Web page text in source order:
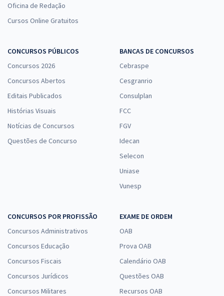
Oficina de Redação
Cursos Online Gratuitos
CONCURSOS PÚBLICOS
Concursos 2026
Concursos Abertos
Editais Publicados
Histórias Visuais
Notícias de Concursos
Questões de Concurso
BANCAS DE CONCURSOS
Cebraspe
Cesgranrio
Consulplan
FCC
FGV
Idecan
Selecon
Uniase
Vunesp
CONCURSOS POR PROFISSÃO
Concursos Administrativos
Concursos Educação
Concursos Fiscais
Concursos Jurídicos
Concursos Militares
EXAME DE ORDEM
OAB
Prova OAB
Calendário OAB
Questões OAB
Recursos OAB